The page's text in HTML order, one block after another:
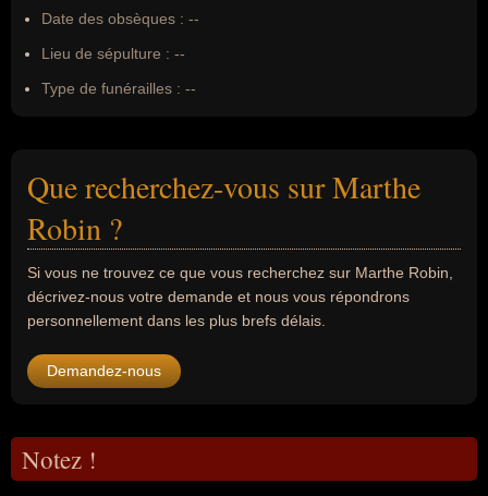
Date des obsèques : --
Lieu de sépulture : --
Type de funérailles : --
Que recherchez-vous sur Marthe
Robin ?
Si vous ne trouvez ce que vous recherchez sur Marthe Robin,
décrivez-nous votre demande et nous vous répondrons
personnellement dans les plus brefs délais.
Demandez-nous
Notez !